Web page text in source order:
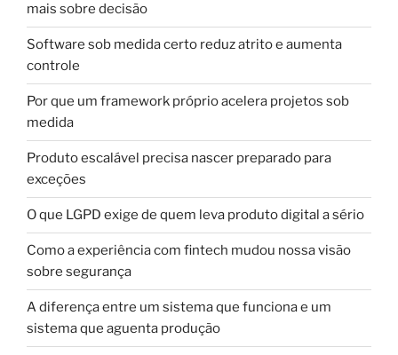
mais sobre decisão
Software sob medida certo reduz atrito e aumenta
controle
Por que um framework próprio acelera projetos sob
medida
Produto escalável precisa nascer preparado para
exceções
O que LGPD exige de quem leva produto digital a sério
Como a experiência com fintech mudou nossa visão
sobre segurança
A diferença entre um sistema que funciona e um
sistema que aguenta produção